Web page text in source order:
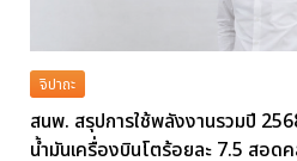
จิปาถะ
สนพ. สรุปการใช้พลังงานรวมปี
น้ำมันเครื่องบินโตร้อยละ 7.5 สอด